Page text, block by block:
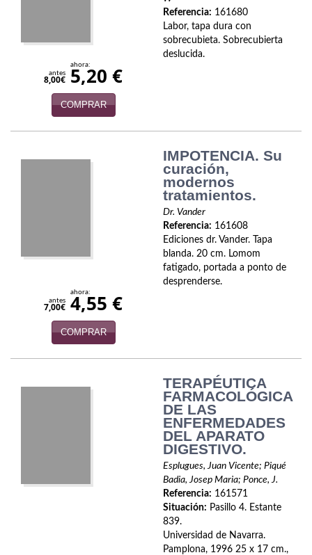
Psicología. Educación
Religión
Sobre Madrid
Viajesç
Referencia: 161680
Labor, tapa dura con
sobrecubieta. Sobrecubierta
deslucida.
antes
8,00€
ahora:
5,20 €
COMPRAR
IMPOTENCIA. Su
curación,
modernos
tratamientos.
Dr. Vander
Referencia: 161608
Ediciones dr. Vander. Tapa
blanda. 20 cm. Lomom
fatigado, portada a ponto de
desprenderse.
antes
7,00€
ahora:
4,55 €
COMPRAR
TERAPÉUTICA
FARMACOLÓGICA
DE LAS
ENFERMEDADES
DEL APARATO
DIGESTIVO.
Esplugues, Juan Vicente; Piqué
Badia, Josep Maria; Ponce, J.
Referencia: 161571
Situación: Pasillo 4. Estante
839.
Universidad de Navarra.
Pamplona, 1996 25 x 17 cm.,